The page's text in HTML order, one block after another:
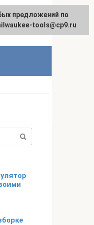
English
предложений по
tools@cp9.ru